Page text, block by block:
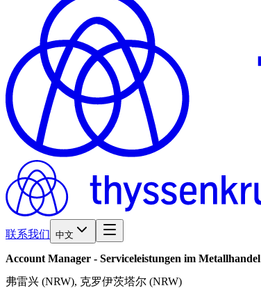
联系我们 中文
Account Manager - Serviceleistungen im Metallhandel
弗雷兴 (NRW), 克罗伊茨塔尔 (NRW)